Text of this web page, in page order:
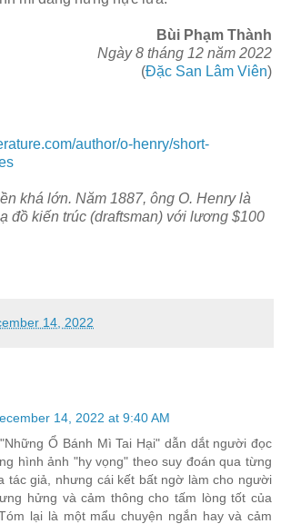
Bùi Phạm Thành
Ngày 8 tháng 12 năm 2022
(Đặc San Lâm Viên)
author/o-henry/short-
khá lớn. Năm 1887, ông O. Henry là
đồ kiến trúc (draftsman) với lương $100
14, 2022
14, 2022 at 9:40 AM
Ổ Bánh Mì Tai Hại" dẫn dắt người đọc
hình ảnh "hy vọng" theo suy đoán qua từng
tác giả, nhưng cái kết bất ngờ làm cho người
hửng và cảm thông cho tấm lòng tốt của
lại là một mẩu chuyện ngắn hay và cảm